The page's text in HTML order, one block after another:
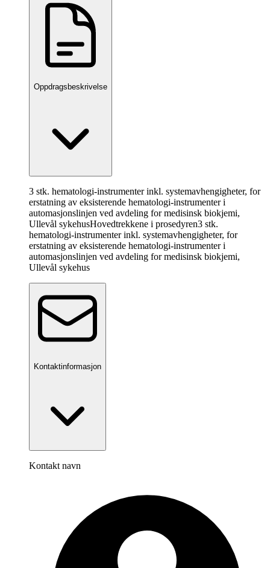
Oppdragsbeskrivelse
3 stk. hematologi-instrumenter inkl. systemavhengigheter, for
erstatning av eksisterende hematologi-instrumenter i
automasjonslinjen ved avdeling for medisinsk biokjemi,
Ullevål sykehusHovedtrekkene i prosedyren3 stk.
hematologi-instrumenter inkl. systemavhengigheter, for
erstatning av eksisterende hematologi-instrumenter i
automasjonslinjen ved avdeling for medisinsk biokjemi,
Ullevål sykehus
Kontaktinformasjon
Kontakt navn